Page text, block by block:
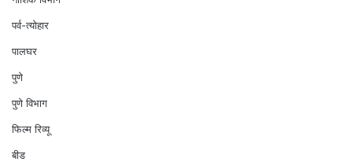
पर्व-त्योहार
पालघर
पुणे
पुणे विभाग
फिल्म रिव्यू
बीड